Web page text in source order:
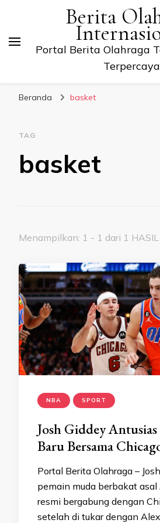
Berita
Portal Berita Olahraga
Terpercaya
Beranda basket
TAG
basket
Menampilkan: 1 - 1 dari 1 HASIL
NBA SPORT
Josh Giddey
Baru Bersama
Portal Berita Olahraga –
pemain muda berbakat
resmi bergabung dengan
setelah di tukar dengan